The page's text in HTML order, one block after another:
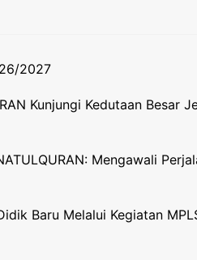
2027
Kunjungi Kedutaan Besar
Mengawali
Baru Melalui Kegiatan